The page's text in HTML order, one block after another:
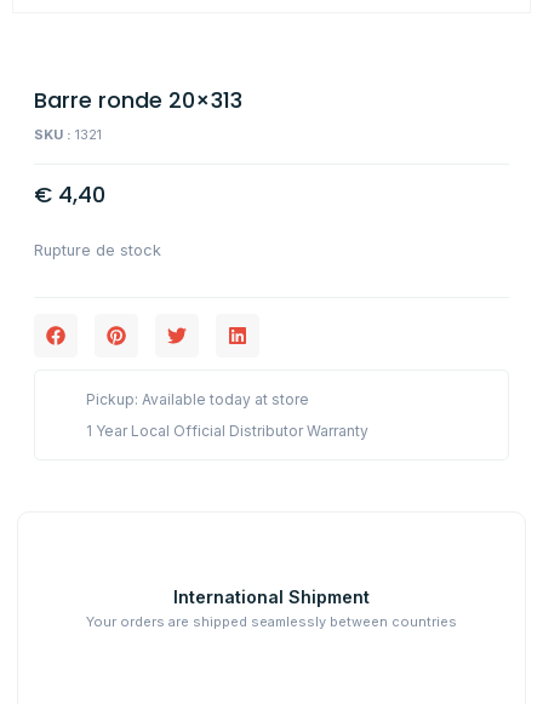
Barre ronde 20×313
SKU : 1321
€ 4,40
Rupture de stock
Pickup: Available today at store
1 Year Local Official Distributor Warranty
International Shipment
Your orders are shipped seamlessly between countries